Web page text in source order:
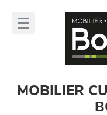
MOBILIER